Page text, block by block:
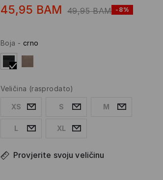
45,95 BAM 49,95 BAM -8%
Boja - crno
Veličina (rasprodato)
XS S M
L XL
Provjerite svoju veličinu